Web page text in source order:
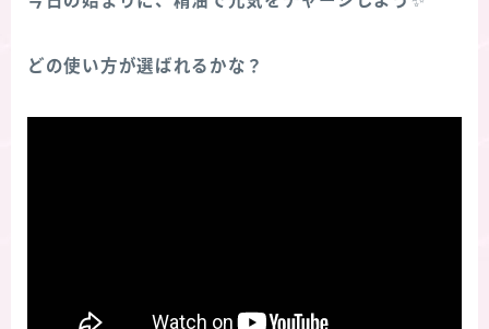
どの使い方が選ばれるかな？